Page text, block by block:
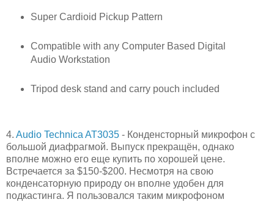
Super Cardioid Pickup Pattern
Compatible with any Computer Based Digital
Audio Workstation
Tripod desk stand and carry pouch included
4. Audio Technica AT3035 - Конденсторный микрофон с
большой диафрагмой. Выпуск прекращён, однако
вполне можно его еще купить по хорошей цене.
Встречается за $150-$200. Несмотря на свою
конденсаторную природу он вполне удобен для
подкастинга. Я пользовался таким микрофоном